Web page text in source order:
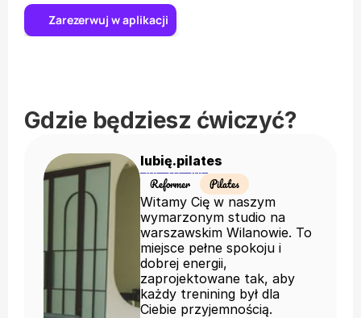
Zarezerwuj w aplikacji
Gdzie będziesz ćwiczyć?
lubię.pilates
Reformer Pilates
Witamy Cię w naszym
wymarzonym studio na
warszawskim Wilanowie. To
miejsce pełne spokoju i
dobrej energii,
zaprojektowane tak, aby
każdy trenining był dla
Ciebie przyjemnością.